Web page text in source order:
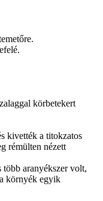
körbetekert
kivették a titokzatos
rémülten nézett
aranyékszer volt,
környék egyik